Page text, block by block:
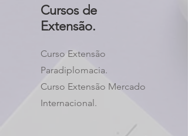
Cursos de
Extensão.
Curso Extensão
Paradiplomacia.
Curso Extensão Mercado
Internacional.